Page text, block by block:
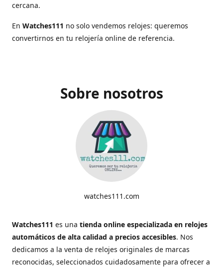
cercana.
En Watches111 no solo vendemos relojes: queremos
convertirnos en tu relojería online de referencia.
Sobre nosotros
watches111.com
Watches111 es una tienda online especializada en relojes
automáticos de alta calidad a precios accesibles. Nos
dedicamos a la venta de relojes originales de marcas
reconocidas, seleccionados cuidadosamente para ofrecer a